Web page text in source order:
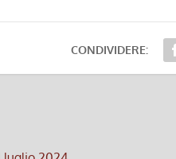
CONDIVIDERE: